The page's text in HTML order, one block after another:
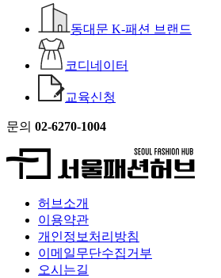
동대문 K-패션 브랜드
코디네이터
교육신청
문의 02-6270-1004
허브소개
이용약관
개인정보처리방침
이메일무단수집거부
오시는길